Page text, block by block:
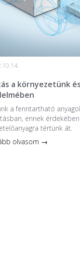
a környezetünk
a fenntartható
ennek
tértünk át.
olvasom →